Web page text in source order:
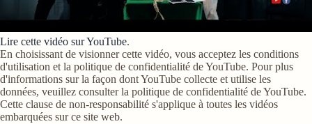
Lire cette vidéo sur YouTube.
En choisissant de visionner cette vidéo, vous acceptez les conditions
d'utilisation et la politique de confidentialité de YouTube. Pour plus
d'informations sur la façon dont YouTube collecte et utilise les
données, veuillez consulter la politique de confidentialité de YouTube.
Cette clause de non-responsabilité s'applique à toutes les vidéos
embarquées sur ce site web.